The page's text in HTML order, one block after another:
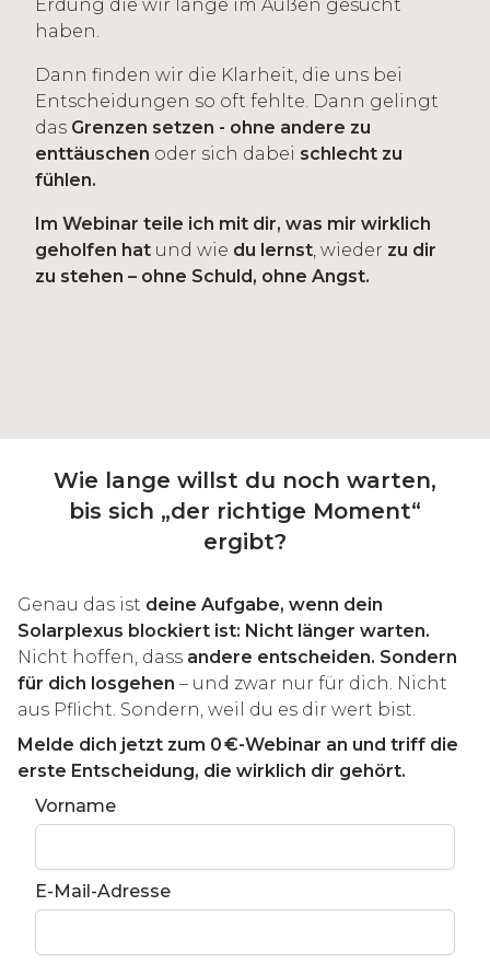
Erdung die wir lange im Außen gesucht
haben.
Dann finden wir die Klarheit, die uns bei
Entscheidungen so oft fehlte. Dann gelingt
das Grenzen setzen - ohne andere zu
enttäuschen oder sich dabei schlecht zu
fühlen.
Im Webinar teile ich mit dir, was mir wirklich
geholfen hat und wie du lernst , wieder zu dir
zu stehen – ohne Schuld, ohne Angst.
Wie lange willst du noch warten,
bis sich „der richtige Moment“
ergibt?
Genau das ist deine Aufgabe, wenn dein
Solarplexus blockiert ist: Nicht länger warten.
Nicht hoffen, dass andere entscheiden. Sondern
für dich losgehen – und zwar nur für dich. Nicht
aus Pflicht. Sondern, weil du es dir wert bist.
Melde dich jetzt zum 0 €-Webinar an und triff die
erste Entscheidung, die wirklich dir gehört.
Vorname
E-Mail-Adresse